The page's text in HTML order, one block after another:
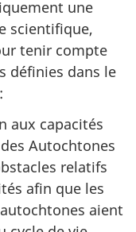
une
scientifique,
tenir compte
définies dans le
aux capacités
Autochtones
relatifs
afin que les
aient